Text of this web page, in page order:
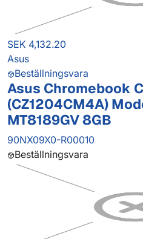
SEK 4,132.20
Asus
Beställningsvara
Asus Chromebook
(CZ1204CM4A)
MT8189GV 8GB
90NX09X0-R00010
Beställningsvara